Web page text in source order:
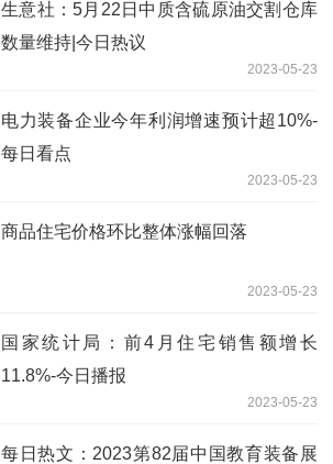
生意社：5月22日中质含硫原油交割仓库
数量维持|今日热议
2023-05-23
电力装备企业今年利润增速预计超10%-
每日看点
2023-05-23
商品住宅价格环比整体涨幅回落
2023-05-23
国家统计局：前4月住宅销售额增长
11.8%-今日播报
2023-05-23
每日热文：2023第82届中国教育装备展